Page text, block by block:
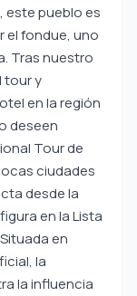
este pueblo es
el fondue, uno
Tras nuestro
tour y
en la región
deseen
Tour de
ciudades
desde la
en la Lista
en
la
la influencia